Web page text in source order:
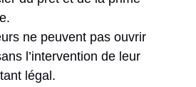
ne peuvent pas ouvrir
l’intervention de leur
légal.